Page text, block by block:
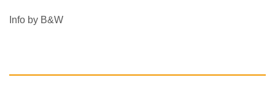
Info by B&W